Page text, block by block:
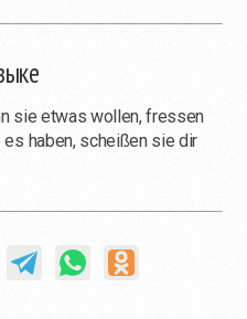
sie etwas wollen, fressen
haben, scheißen sie dir